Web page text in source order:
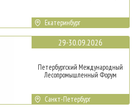
Екатеринбург
29-30.09.2026
Петербургский Международный
Лесопромышленный Форум
Санкт-Петербург